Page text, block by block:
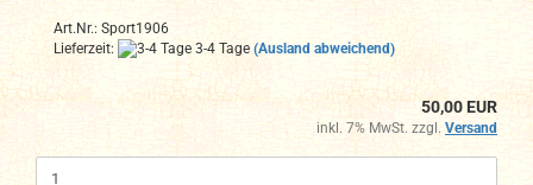
Art.Nr.: Sport1906
Lieferzeit:
3-4 Tage (Ausland abweichend)
50,00 EUR
inkl. 7% MwSt. zzgl. Versand